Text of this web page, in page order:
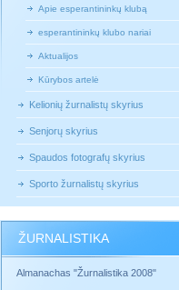
Apie esperantininkų klubą
esperantininkų klubo nariai
Aktualijos
Kūrybos artelė
Kelionių žurnalistų skyrius
Senjorų skyrius
Spaudos fotografų skyrius
Sporto žurnalistų skyrius
ŽURNALISTIKA
Almanachas "Žurnalistika 2008"